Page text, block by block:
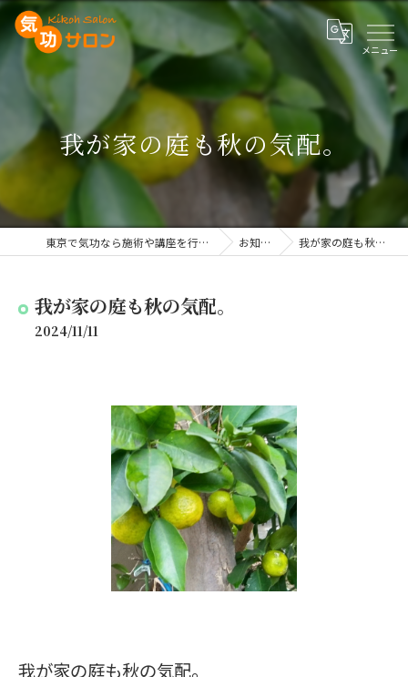
我が家の庭も秋の気配。
東京で気功なら施術や講座を行う気功サロン お知らせ 我が家の庭も秋の気配。
我が家の庭も秋の気配。
2024/11/11
我が家の庭も秋の気配。